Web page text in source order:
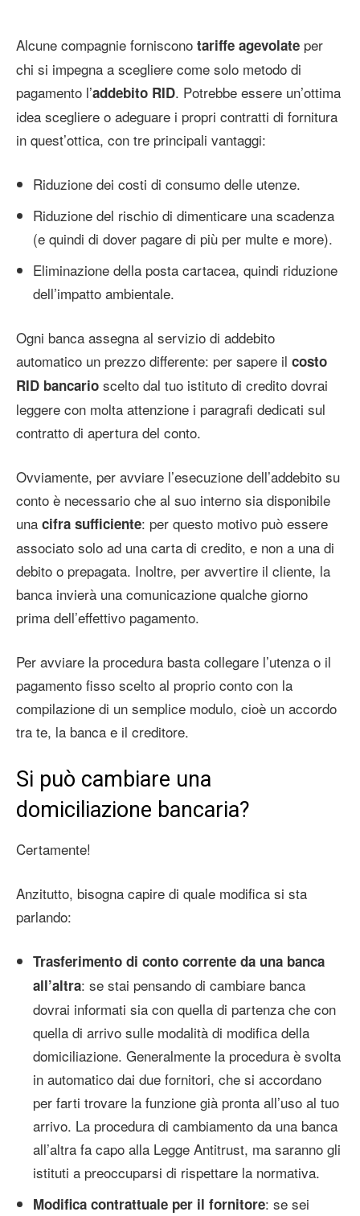
Alcune compagnie forniscono tariffe agevolate per
chi si impegna a scegliere come solo metodo di
pagamento l’addebito RID. Potrebbe essere un’ottima
idea scegliere o adeguare i propri contratti di fornitura
in quest’ottica, con tre principali vantaggi:
Riduzione dei costi di consumo delle utenze.
Riduzione del rischio di dimenticare una scadenza
(e quindi di dover pagare di più per multe e more).
Eliminazione della posta cartacea, quindi riduzione
dell’impatto ambientale.
Ogni banca assegna al servizio di addebito
automatico un prezzo differente: per sapere il costo
RID bancario scelto dal tuo istituto di credito dovrai
leggere con molta attenzione i paragrafi dedicati sul
contratto di apertura del conto.
Ovviamente, per avviare l’esecuzione dell’addebito su
conto è necessario che al suo interno sia disponibile
una cifra sufficiente: per questo motivo può essere
associato solo ad una carta di credito, e non a una di
debito o prepagata. Inoltre, per avvertire il cliente, la
banca invierà una comunicazione qualche giorno
prima dell’effettivo pagamento.
Per avviare la procedura basta collegare l’utenza o il
pagamento fisso scelto al proprio conto con la
compilazione di un semplice modulo, cioè un accordo
tra te, la banca e il creditore.
Si può cambiare una
domiciliazione bancaria?
Certamente!
Anzitutto, bisogna capire di quale modifica si sta
parlando:
Trasferimento di conto corrente da una banca
all’altra: se stai pensando di cambiare banca
dovrai informati sia con quella di partenza che con
quella di arrivo sulle modalità di modifica della
domiciliazione. Generalmente la procedura è svolta
in automatico dai due fornitori, che si accordano
per farti trovare la funzione già pronta all’uso al tuo
arrivo. La procedura di cambiamento da una banca
all’altra fa capo alla Legge Antitrust, ma saranno gli
istituti a preoccuparsi di rispettare la normativa.
Modifica contrattuale per il fornitore: se sei